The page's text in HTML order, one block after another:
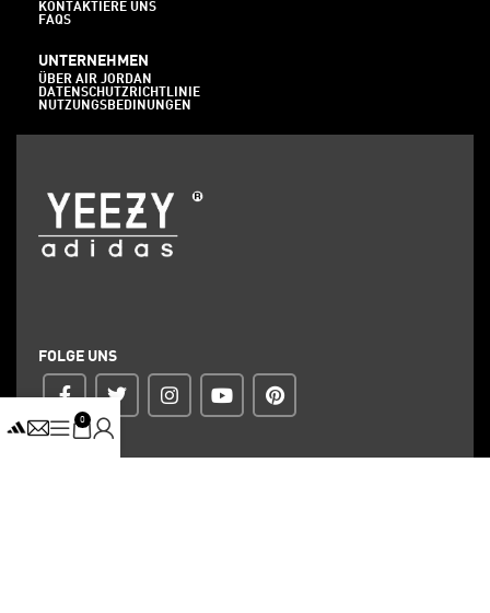
KONTAKTIERE UNS
FAQS
UNTERNEHMEN
ÜBER AIR JORDAN
DATENSCHUTZRICHTLINIE
NUTZUNGSBEDINUNGEN
FOLGE UNS
0